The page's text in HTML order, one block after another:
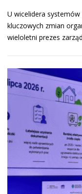
U wicelidera
kluczowych zmian
wieloletni prezes